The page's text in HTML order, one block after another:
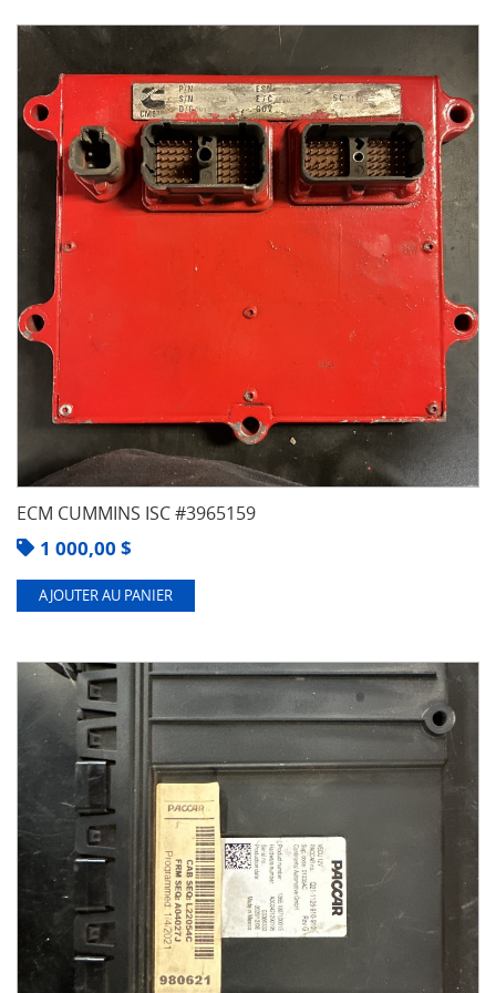
pneus
M
A
R
Kenworth
Peterbilt
(1)
ECM CUMMINS ISC #3965159
1 000,00 $
AJOUTER AU PANIER